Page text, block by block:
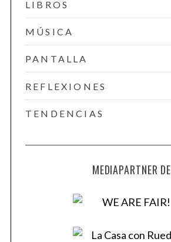
LIBROS
MÚSICA
PANTALLA
REFLEXIONES
TENDENCIAS
MEDIAPARTNER DE